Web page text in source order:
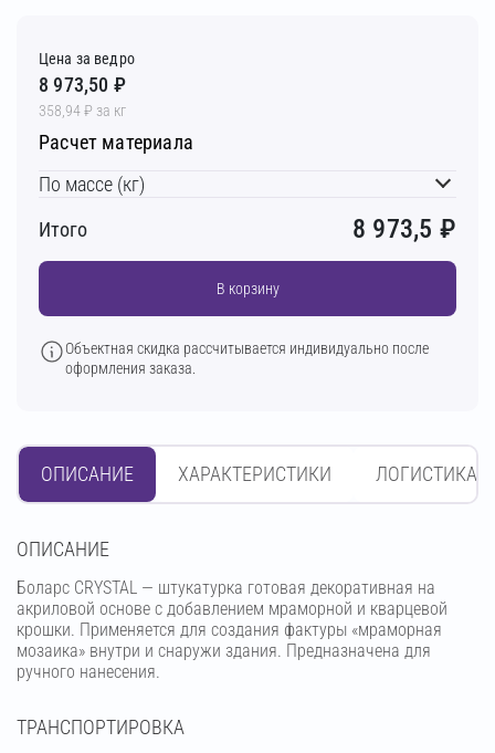
Цена за ведро
8 973,50 ₽
358,94 ₽ за кг
Расчет материала
По массе (кг)
Итого
8 973,5 ₽
В корзину
Объектная скидка рассчитывается индивидуально после
оформления заказа.
ОПИСАНИЕ ХАРАКТЕРИСТИКИ ЛОГИСТИКА
OПИСАНИЕ
Боларс CRYSTAL — штукатурка готовая декоративная на
акриловой основе с добавлением мраморной и кварцевой
крошки. Применяется для создания фактуры «мраморная
мозаика» внутри и снаружи здания. Предназначена для
ручного нанесения.
ТРАНСПОРТИРОВКА